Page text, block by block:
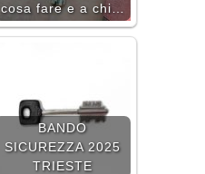
cosa fare e a chi…
BANDO
SICUREZZA 2025
TRIESTE